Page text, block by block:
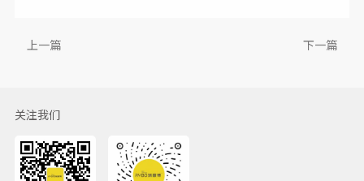
上一篇 下一篇
关注我们